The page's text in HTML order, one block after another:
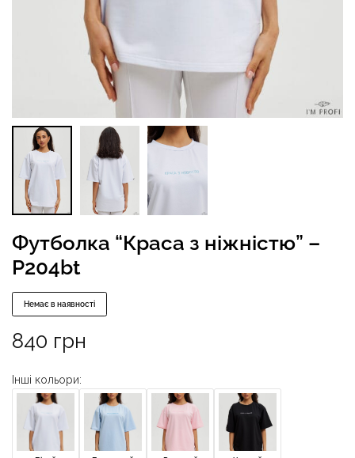
Футболка “Краса з ніжністю” –
P204bt
Немає в наявності
840 грн
Інші кольори: